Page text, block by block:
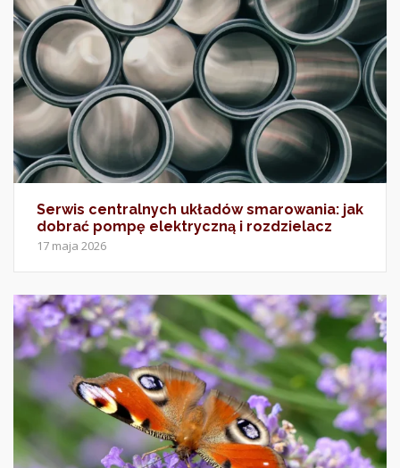
Serwis centralnych układów smarowania: jak
dobrać pompę elektryczną i rozdzielacz
17 maja 2026